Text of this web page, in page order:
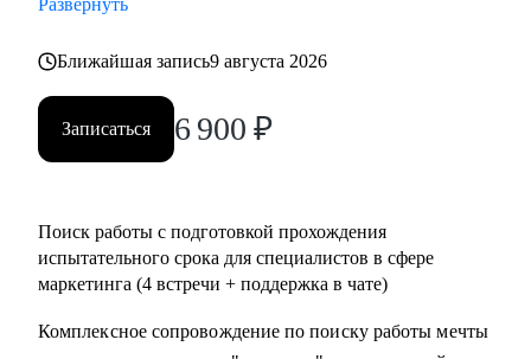
Развернуть
Ближайшая запись9 августа 2026
Записаться 6 900 ₽
Поиск работы с подготовкой прохождения
испытательного срока для специалистов в сфере
маркетинга (4 встречи + поддержка в чате)
Комплексное сопровождение по поиску работы мечты